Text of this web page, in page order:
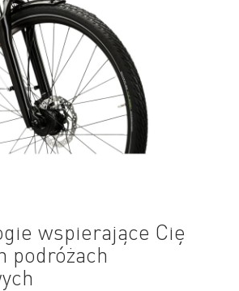
wspierające Cię
podróżach